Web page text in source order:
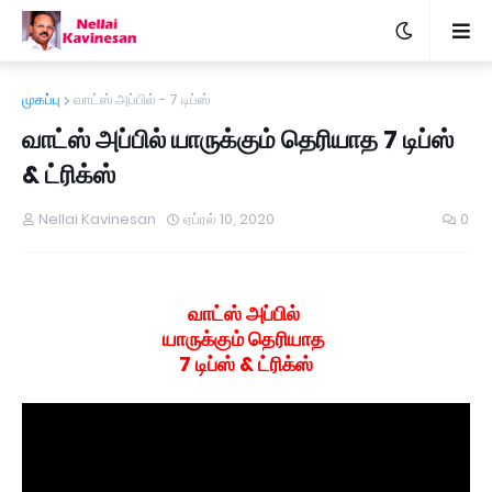
முகப்பு வாட்ஸ் அப்பில் - 7 டிப்ஸ்
வாட்ஸ் அப்பில் யாருக்கும் தெரியாத 7 டிப்ஸ்
& ட்ரிக்ஸ்
Nellai Kavinesan ஏப்ரல் 10, 2020 0
வாட்ஸ் அப்பில்
யாருக்கும் தெரியாத
7 டிப்ஸ் & ட்ரிக்ஸ்